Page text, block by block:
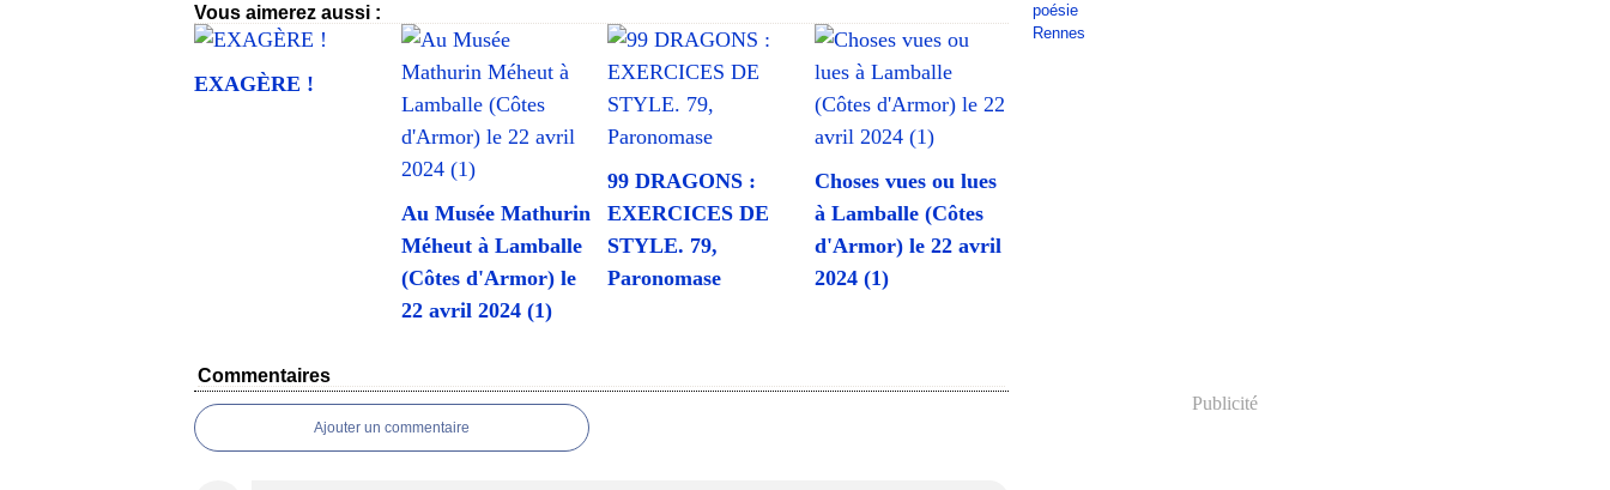
Vous aimerez aussi :
EXAGÈRE !
Au Musée Mathurin
Méheut à Lamballe
(Côtes d'Armor) le
22 avril 2024 (1)
99 DRAGONS :
EXERCICES DE
STYLE. 79,
Paronomase
Choses vues ou lues
à Lamballe (Côtes
d'Armor) le 22 avril
2024 (1)
Commentaires
Ajouter un commentaire
poésie
Rennes
Publicité